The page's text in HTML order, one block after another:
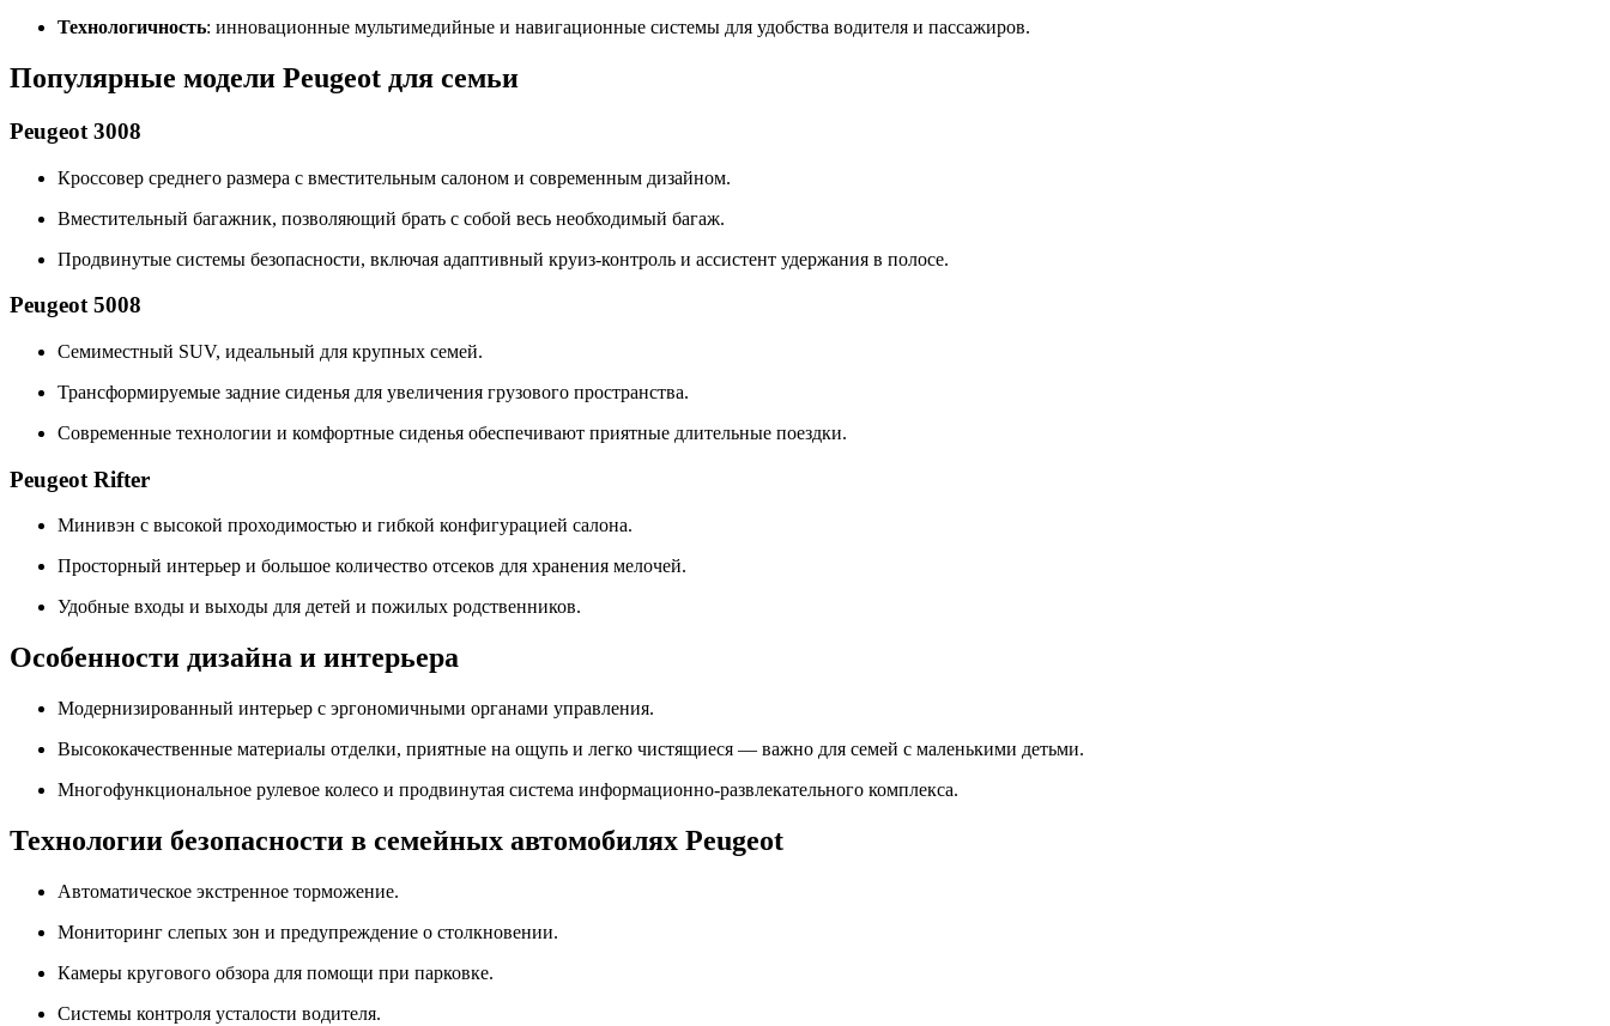
Технологичность: инновационные мультимедийные и навигационные системы для удобства водителя и пассажиров.
Популярные модели Peugeot для семьи
Peugeot 3008
Кроссовер среднего размера с вместительным салоном и современным дизайном.
Вместительный багажник, позволяющий брать с собой весь необходимый багаж.
Продвинутые системы безопасности, включая адаптивный круиз-контроль и ассистент удержания в полосе.
Peugeot 5008
Семиместный SUV, идеальный для крупных семей.
Трансформируемые задние сиденья для увеличения грузового пространства.
Современные технологии и комфортные сиденья обеспечивают приятные длительные поездки.
Peugeot Rifter
Минивэн с высокой проходимостью и гибкой конфигурацией салона.
Просторный интерьер и большое количество отсеков для хранения мелочей.
Удобные входы и выходы для детей и пожилых родственников.
Особенности дизайна и интерьера
Модернизированный интерьер с эргономичными органами управления.
Высококачественные материалы отделки, приятные на ощупь и легко чистящиеся — важно для семей с маленькими детьми.
Многофункциональное рулевое колесо и продвинутая система информационно-развлекательного комплекса.
Технологии безопасности в семейных автомобилях Peugeot
Автоматическое экстренное торможение.
Мониторинг слепых зон и предупреждение о столкновении.
Камеры кругового обзора для помощи при парковке.
Системы контроля усталости водителя.